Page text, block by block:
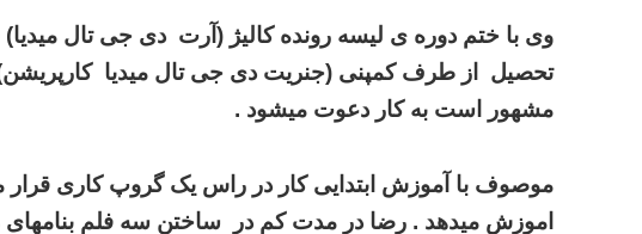
وی با ختم دوره ی لیسه رونده کالیژ (آرت دی جی تال
تحصیل از طرف کمپنی (جنریت دی جی تال میدیا
مشهور است به کار دعوت میشود .
موصوف با آموزش ابتدایی کار در راس یک گروپ کاری قرار